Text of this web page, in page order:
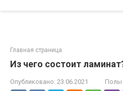
Главная страница
Из чего состоит
Опубликовано: 23.06.2021 Полы